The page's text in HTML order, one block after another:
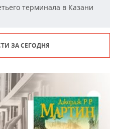
терминала в Казани
ЗА СЕГОДНЯ